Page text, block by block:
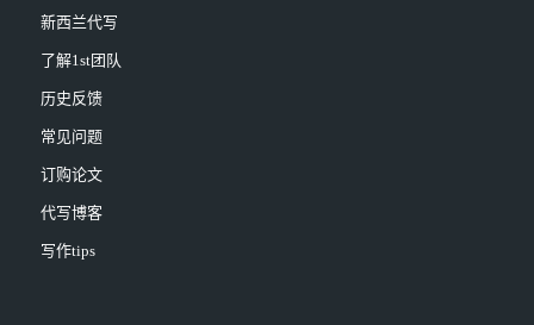
新西兰代写
了解1st团队
历史反馈
常见问题
订购论文
代写博客
写作tips